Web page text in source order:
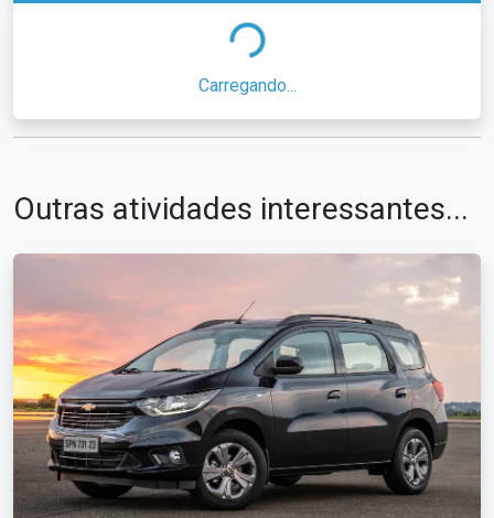
Carregando...
Outras atividades interessantes...